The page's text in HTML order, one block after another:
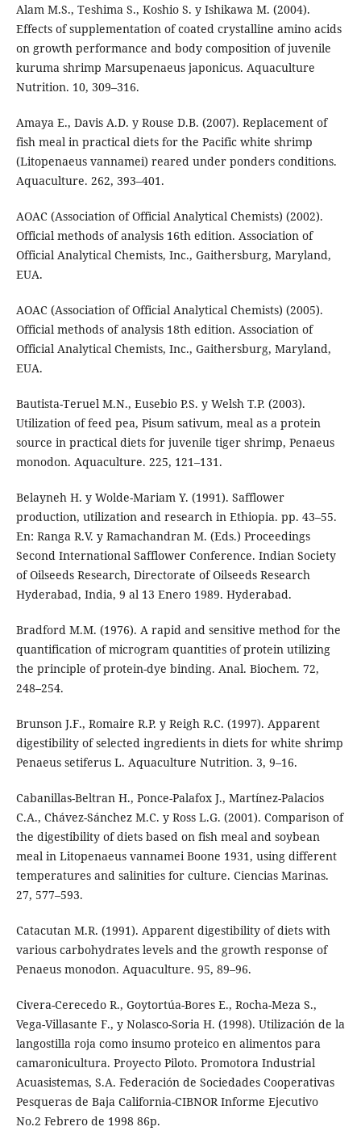
Alam M.S., Teshima S., Koshio S. y Ishikawa M. (2004).
Effects of supplementation of coated crystalline amino acids
on growth performance and body composition of juvenile
kuruma shrimp Marsupenaeus japonicus. Aquaculture
Nutrition. 10, 309–316.
Amaya E., Davis A.D. y Rouse D.B. (2007). Replacement of
fish meal in practical diets for the Pacific white shrimp
(Litopenaeus vannamei) reared under ponders conditions.
Aquaculture. 262, 393–401.
AOAC (Association of Official Analytical Chemists) (2002).
Official methods of analysis 16th edition. Association of
Official Analytical Chemists, Inc., Gaithersburg, Maryland,
EUA.
AOAC (Association of Official Analytical Chemists) (2005).
Official methods of analysis 18th edition. Association of
Official Analytical Chemists, Inc., Gaithersburg, Maryland,
EUA.
Bautista-Teruel M.N., Eusebio P.S. y Welsh T.P. (2003).
Utilization of feed pea, Pisum sativum, meal as a protein
source in practical diets for juvenile tiger shrimp, Penaeus
monodon. Aquaculture. 225, 121–131.
Belayneh H. y Wolde-Mariam Y. (1991). Safflower
production, utilization and research in Ethiopia. pp. 43–55.
En: Ranga R.V. y Ramachandran M. (Eds.) Proceedings
Second International Safflower Conference. Indian Society
of Oilseeds Research, Directorate of Oilseeds Research
Hyderabad, India, 9 al 13 Enero 1989. Hyderabad.
Bradford M.M. (1976). A rapid and sensitive method for the
quantification of microgram quantities of protein utilizing
the principle of protein-dye binding. Anal. Biochem. 72,
248–254.
Brunson J.F., Romaire R.P. y Reigh R.C. (1997). Apparent
digestibility of selected ingredients in diets for white shrimp
Penaeus setiferus L. Aquaculture Nutrition. 3, 9–16.
Cabanillas-Beltran H., Ponce-Palafox J., Martínez-Palacios
C.A., Chávez-Sánchez M.C. y Ross L.G. (2001). Comparison of
the digestibility of diets based on fish meal and soybean
meal in Litopenaeus vannamei Boone 1931, using different
temperatures and salinities for culture. Ciencias Marinas.
27, 577–593.
Catacutan M.R. (1991). Apparent digestibility of diets with
various carbohydrates levels and the growth response of
Penaeus monodon. Aquaculture. 95, 89–96.
Civera-Cerecedo R., Goytortúa-Bores E., Rocha-Meza S.,
Vega-Villasante F., y Nolasco-Soria H. (1998). Utilización de la
langostilla roja como insumo proteico en alimentos para
camaronicultura. Proyecto Piloto. Promotora Industrial
Acuasistemas, S.A. Federación de Sociedades Cooperativas
Pesqueras de Baja California-CIBNOR Informe Ejecutivo
No.2 Febrero de 1998 86p.